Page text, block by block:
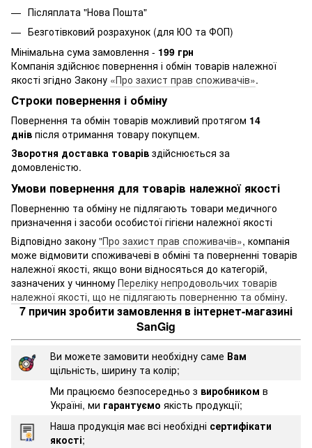
Післяплата "Нова Пошта"
Безготівковий розрахунок (для ЮО та ФОП)
Мінімальна сума замовлення - 199 грн
Компанія здійснює повернення і обмін товарів належної
якості згідно Закону «Про захист прав споживачів».
Строки повернення і обміну
Повернення та обмін товарів можливий протягом 14
днів після отримання товару покупцем.
Зворотня доставка товарів здійснюється за
домовленістю.
Умови повернення для товарів належної якості
Поверненню та обміну не підлягають товари медичного
призначення і засоби особистої гігієни належної якості
Відповідно закону "Про захист прав споживачів», компанія
може відмовити споживачеві в обміні та поверненні товарів
належної якості, якщо вони відносяться до категорій,
зазначених у чинному Переліку непродовольчих товарів
належної якості, що не підлягають поверненню та обміну.
7 причин зробити замовлення в інтернет-магазині
SanGig
Ви можете замовити необхідну саме Вам
щільність, ширину та колір;
Ми працюємо безпосередньо з виробником в
Україні, ми гарантуємо якість продукції;
Наша продукція має всі необхідні сертифікати
якості;